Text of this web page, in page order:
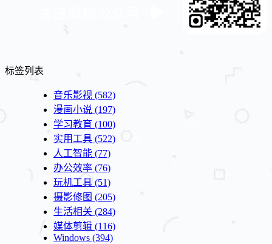
标签列表
音乐影视 (582)
漫画小说 (197)
学习教育 (100)
实用工具 (522)
人工智能 (77)
办公效率 (76)
玩机工具 (51)
摄影修图 (205)
生活相关 (284)
媒体剪辑 (116)
Windows (394)